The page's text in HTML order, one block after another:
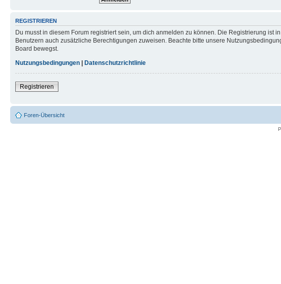
REGISTRIEREN
Du musst in diesem Forum registriert sein, um dich anmelden zu können. Die Registrierung
Benutzern auch zusätzliche Berechtigungen zuweisen. Beachte bitte unsere
Board bewegst.
Nutzungsbedingungen
Datenschutzrichtlinie
Registrieren
Foren-Übersicht